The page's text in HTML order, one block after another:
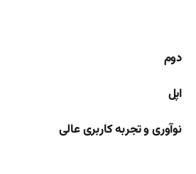
دوم
اپل
نوآوری و تجربه کاربری عالی